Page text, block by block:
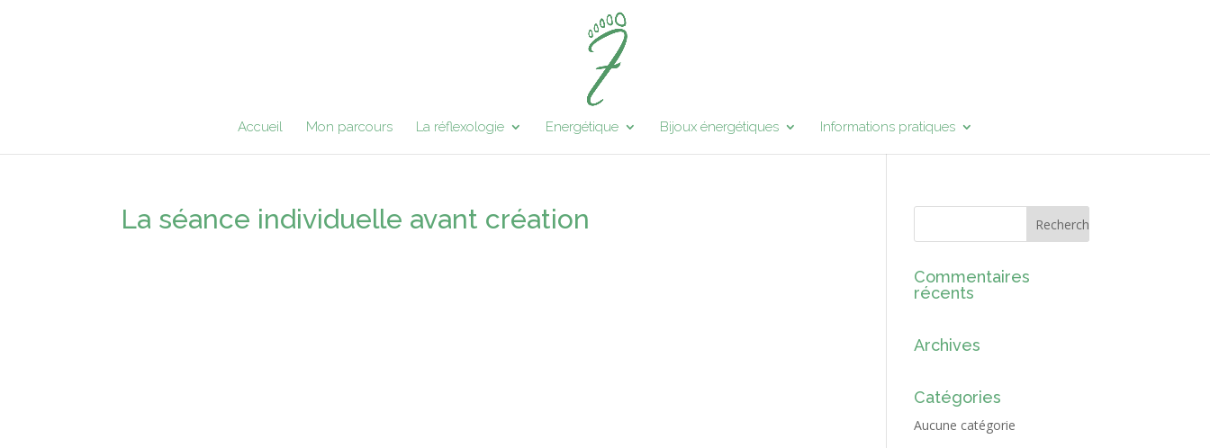
Accueil Mon parcours La réflexologie Energétique Bijoux énergétiques Informations pratiques
La séance individuelle avant création
Commentaires
récents
Archives
Catégories
Aucune catégorie